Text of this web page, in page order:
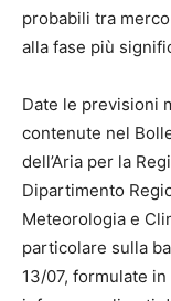
probabili tra
alla fase più
Date le previsioni
contenute nel
dell’Aria per la
Dipartimento
Meteorologia e
particolare sulla
13/07, formulate